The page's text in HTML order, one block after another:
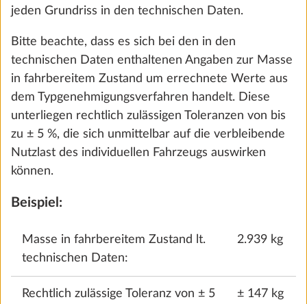
Die Abbildungen können von deiner gewählten Konfiguration
abweichen.
Für dieses Modell stehen leider keine
können Polster- und Möbeldekore anderer
Baureihen und Modelle zeigen. Unsere
unverbindliche Preisempfehlung versteht sich
inklusive der gesetzlichen Mehrwertsteuer.
jeden Grundriss in den technischen Daten.
Bitte beachte, dass es sich bei den in den
technischen Daten enthaltenen Angaben zur Masse
in fahrbereitem Zustand um errechnete Werte aus
dem Typgenehmigungsverfahren handelt. Diese
unterliegen rechtlich zulässigen Toleranzen von bis
zu ± 5 %, die sich unmittelbar auf die verbleibende
Nutzlast des individuellen Fahrzeugs auswirken
können.
Beispiel:
Masse in fahrbereitem Zustand lt.
technischen Daten:
2.939 kg
Rechtlich zulässige Toleranz von ± 5
± 147 kg